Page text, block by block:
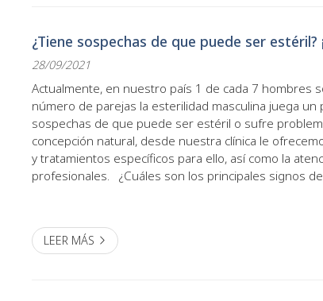
¿Tiene sospechas de que puede ser estéril?
28/09/2021
Actualmente, en nuestro país 1 de cada 7 hombres
número de parejas la esterilidad masculina juega un
sospechas de que puede ser estéril o sufre
concepción natural, desde nuestra clínica le
y tratamientos específicos para ello, así como la
profesionales. ¿Cuáles son los principales signos
LEER MÁS